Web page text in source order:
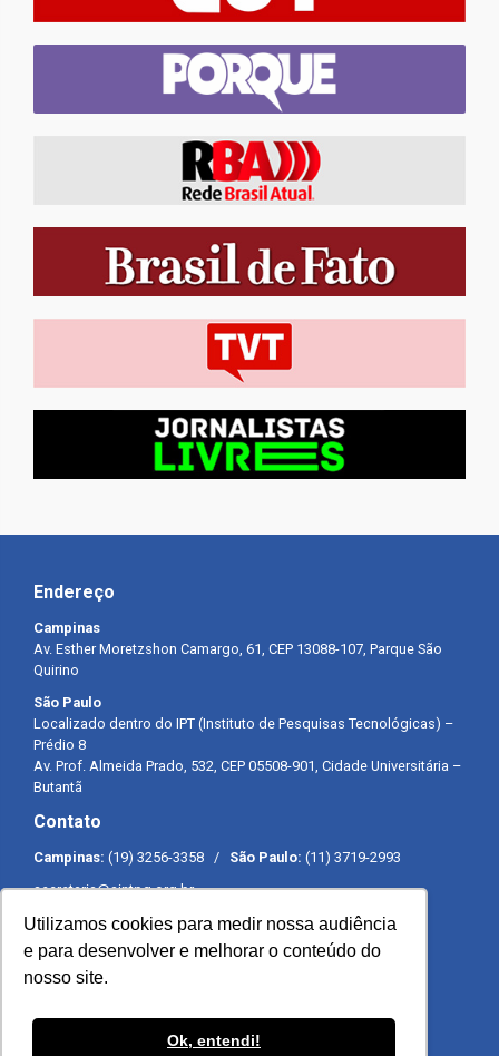
Utilizamos cookies para medir nossa audiência
e para desenvolver e melhorar o conteúdo do
nosso site.
Ok, entendi!
Endereço
Campinas
Av. Esther Moretzshon Camargo, 61, CEP 13088-107, Parque São
Quirino
São Paulo
Localizado dentro do IPT (Instituto de Pesquisas Tecnológicas) –
Prédio 8
Av. Prof. Almeida Prado, 532, CEP 05508-901, Cidade Universitária –
Butantã
Contato
Campinas: (19) 3256-3358 / São Paulo: (11) 3719-2993
secretaria@sintpq.org.br
Expediente
Segunda a sexta-feira das 8h às 17h